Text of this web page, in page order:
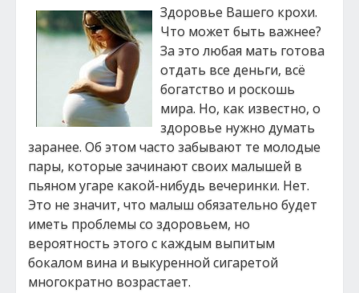
Здоровье Вашего крохи.
Что может быть важнее?
За это любая мать готова
отдать все деньги, всё
богатство и роскошь
мира. Но, как известно, о
здоровье нужно думать
заранее. Об этом часто забывают те молодые
пары, которые зачинают своих малышей в
пьяном угаре какой-нибудь вечеринки. Нет.
Это не значит, что малыш обязательно будет
иметь проблемы со здоровьем, но
вероятность этого с каждым выпитым
бокалом вина и выкуренной сигаретой
многократно возрастает.